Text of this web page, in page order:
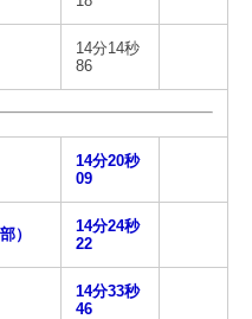
14分14秒
86
14分20秒
09
）
14分24秒
22
14分33秒
46